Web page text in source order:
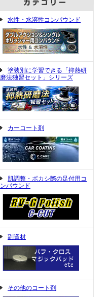
水性・水溶性コンパウンド
塗装別に学習できる「抑熱研
磨法独習セット」シリーズ
カーコート剤
肌調整・ボカシ際の足付用コ
ンパウンド
副資材
その他のコート剤